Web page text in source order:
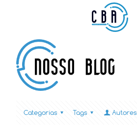
Categorias Tags Autores